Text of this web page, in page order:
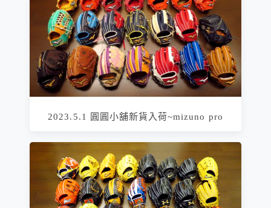
2023.5.1 圓圓小舖新貨入荷~mizuno pro